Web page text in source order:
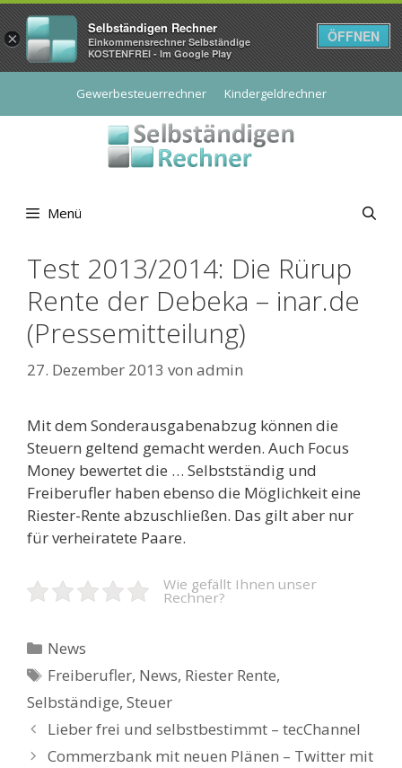
Gewerbesteuerrechner Kindergeldrechner
Menü
Test 2013/2014: Die Rürup
Rente der Debeka – inar.de
(Pressemitteilung)
27. Dezember 2013 von admin
Mit dem Sonderausgabenabzug können die
Steuern geltend gemacht werden. Auch Focus
Money bewertet die … Selbstständig und
Freiberufler haben ebenso die Möglichkeit eine
Riester-Rente abzuschließen. Das gilt aber nur
für verheiratete Paare.
Wie gefällt Ihnen unser
Rechner?
Kategorien
News
Schlagwörter
Freiberufler, News, Riester Rente,
Selbständige, Steuer
Beitrags-
Navigation
Lieber frei und selbstbestimmt – tecChannel
Commerzbank mit neuen Plänen – Twitter mit
×
Selbständigen Rechner
Einkommensrechner Selbständige
KOSTENFREI - Im Google Play
ÖFFNEN